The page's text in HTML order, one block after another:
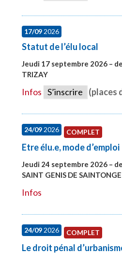
17/092026
Statut de l’élu local
Jeudi 17 septembre 2026 –
TRIZAY
Infos S’inscrire (places
24/092026 COMPLET
Etre élu.e, mode d’emploi
Jeudi 24 septembre 2026 –
SAINT GENIS DE SAINTONGE
Infos
24/092026 COMPLET
Le droit pénal